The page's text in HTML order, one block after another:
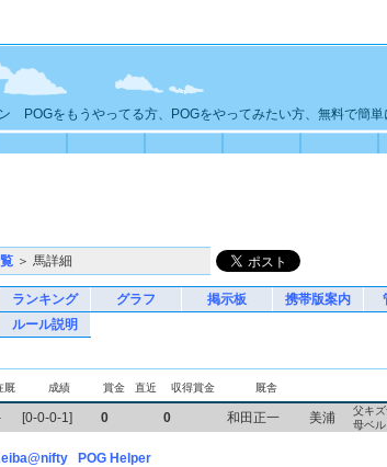
POGをもうやってる方、POGをやってみたい方、無料で簡単
＞ 馬詳細
ランキング グラフ 掲示板 携帯版案内
ルール説明
厩 成績 賞金 直近 収得賞金 厩舎
[0-0-0-1] 0 0 和田正一 美浦
父キズ
母ベル
POG Helper